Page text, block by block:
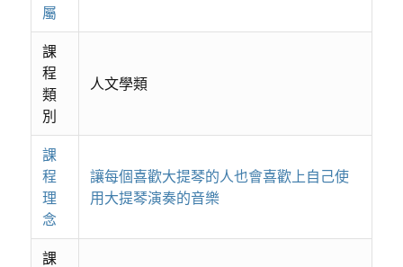
屬
課
程
類
別
人文學類
課
程
理
念
讓每個喜歡大提琴的人也會喜歡上自己使
用大提琴演奏的音樂
課